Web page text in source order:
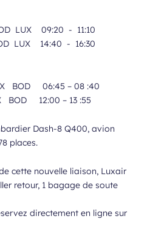
LUX 09:20 - 11:10
LUX 14:40 - 16:30
BOD 06:45 – 08 :40
12:00 – 13 :55
Dash-8 Q400, avion
places.
cette nouvelle liaison, Luxair
retour, 1 bagage de soute
directement en ligne sur